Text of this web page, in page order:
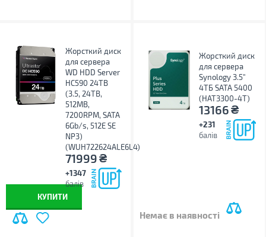
Жорсткий диск
для сервера
WD HDD Server
HC590 24TB
(3.5, 24TB,
512MB,
7200RPM, SATA
6Gb/s, 512E SE
NP3)
(WUH722624ALE6L4)
71999₴
+1347
балів
КУПИТИ
Жорсткий диск
для сервера
Synology 3.5"
4ТБ SATA 5400
(HAT3300-4T)
13166₴
+231
балів
Немає в наявності